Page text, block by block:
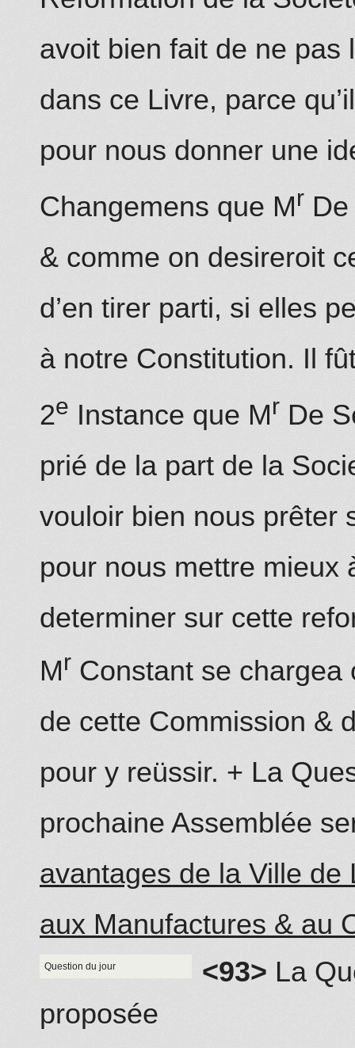
avoit bien fait de ne pas
dans ce Livre, parce
pour nous donner une
Changemens que Mr De
& comme on desireroit
d’en tirer parti, si elles
à notre Constitution. Il
2e Instance que Mr De
prié de la part de la
vouloir bien nous prêter
pour nous mettre mieux
determiner sur cette
Mr Constant se chargea
de cette Commission &
pour y reüssir. + La
prochaine Assemblée
avantages de la Ville de
aux Manufactures & au
<93>
Question du jour
La
proposée